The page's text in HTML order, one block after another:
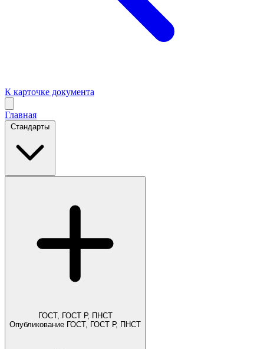
К карточке документа
Главная
Стандарты
ГОСТ, ГОСТ Р, ПНСТ
Опубликование ГОСТ, ГОСТ Р, ПНСТ